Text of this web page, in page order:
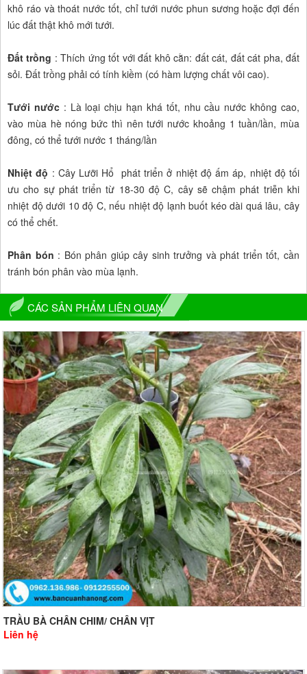
khô ráo và thoát nước tốt, chỉ tưới nước phun sương hoặc đợi đến
lúc đất thật khô mới tưới.
Đất trồng : Thích ứng tốt với đất khô cằn: đất cát, đất cát pha, đất
sỏi. Đất trồng phải có tính kiềm (có hàm lượng chất vôi cao).
Tưới nước: Là loại chịu hạn khá tốt, nhu cầu nước không cao,
vào mùa hè nóng bức thì nên tưới nước khoảng 1 tuần/lần, mùa
đông, có thể tưới nước 1 tháng/lần
Nhiệt độ : Cây Lưỡi Hổ phát triển ở nhiệt độ ấm áp, nhiệt độ tối
ưu cho sự phát triển từ 18-30 độ C, cây sẽ chậm phát triễn khi
nhiệt độ dưới 10 độ C, nếu nhiệt độ lạnh buốt kéo dài quá lâu, cây
có thể chết.
Phân bón : Bón phân giúp cây sinh trưởng và phát triển tốt, cần
tránh bón phân vào mùa lạnh.
CÁC SẢN PHẨM LIÊN QUAN
TRẦU BÀ CHÂN CHIM/ CHÂN VỊT
Liên hệ